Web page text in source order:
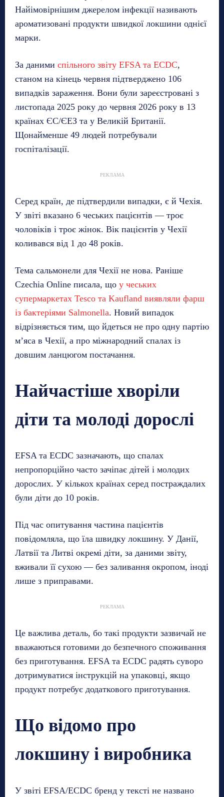
Найімовірнішим джерелом інфекції називають
ароматизовані продукти швидкої локшини однієї
марки.
За даними спільного звіту EFSA та ECDC,
станом на кінець червня підтверджено 106
випадків зараження. Вони були зареєстровані з
листопада 2025 року до червня 2026 року в 13
країнах ЄС/ЄЕЗ та у Великій Британії.
Щонайменше 49 людей потребували
госпіталізації.
РЕКЛАМА
Серед країн, де підтвердили випадки, є й Чехія.
У звіті вказано 6 чеських пацієнтів — троє
чоловіків і троє жінок. Вік пацієнтів у Чехії
коливався від 1 до 48 років.
Тема сальмонели для Чехії не нова. Раніше
Czechia Online писала, що у чеських
супермаркетах Tesco та Kaufland виявляли фарш
із бактеріями Salmonella. Новий випадок
відрізняється тим, що йдеться не про одну партію
м’яса в Чехії, а про міжнародний спалах із
довшим ланцюгом постачання.
Найчастіше хворіли
діти та молоді дорослі
EFSA та ECDC зазначають, що спалах
непропорційно часто зачіпає дітей і молодих
дорослих. У кількох країнах серед постраждалих
були діти до 10 років.
Під час опитування частина пацієнтів
повідомляла, що їла швидку локшину. У Данії,
Латвії та Литві окремі діти, за даними звіту,
вживали її сухою — без заливання окропом, іноді
лише з приправами.
РЕКЛАМА
Це важлива деталь, бо такі продукти зазвичай не
вважаються готовими до безпечного споживання
без приготування. EFSA та ECDC радять суворо
дотримуватися інструкцій на упаковці, якщо
продукт потребує додаткового приготування.
Що відомо про
локшину і виробника
У звіті EFSA/ECDC бренд у тексті не названо